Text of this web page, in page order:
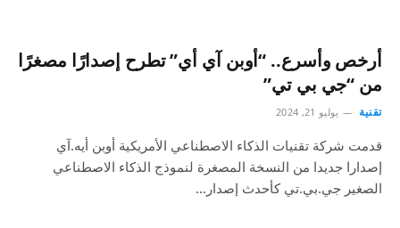
أرخص وأسرع.. “أوبن آي أي” تطرح إصدارًا مصغرًا
من “جي بي تي”
تقنية يوليو 21, 2024
قدمت شركة تقنيات الذكاء الاصطناعي الأمريكية أوبن أيه.آي
إصدارا جديدا من النسخة المصغرة لنموذج الذكاء الاصطناعي
الصغير جي.بي.تي كأحدث إصدار…